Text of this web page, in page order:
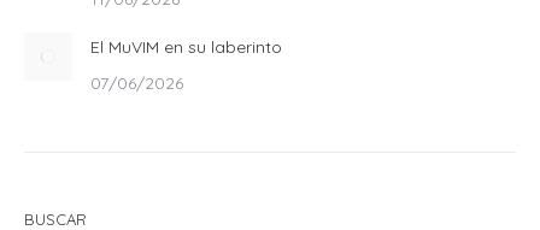
El MuVIM en su laberinto
07/06/2026
BUSCAR